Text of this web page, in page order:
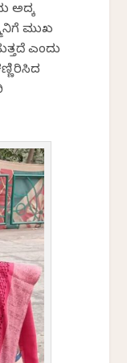
ಅದಕ್ಕೆ
ಮುಖ
ಎಂದು